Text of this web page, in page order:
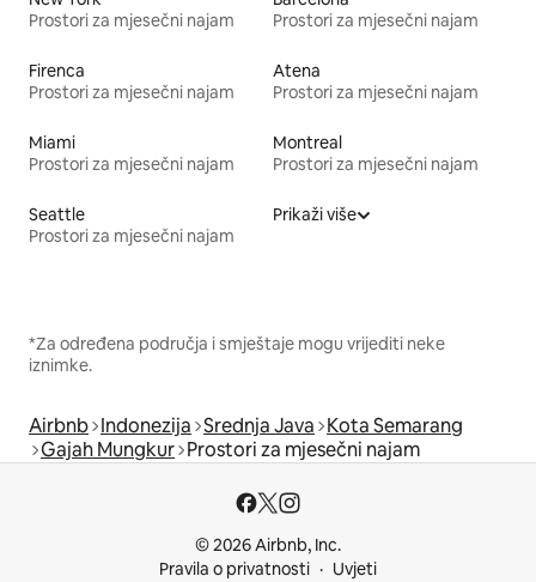
Prostori za mjesečni najam
Prostori za mjesečni najam
Firenca
Prostori za mjesečni najam
Atena
Prostori za mjesečni najam
Miami
Prostori za mjesečni najam
Montreal
Prostori za mjesečni najam
Seattle
Prostori za mjesečni najam
Prikaži više
*Za određena područja i smještaje mogu vrijediti neke
iznimke.
Airbnb Indonezija Srednja Java Kota Semarang
Gajah Mungkur Prostori za mjesečni najam
© 2026 Airbnb, Inc.
Pravila o privatnosti
Uvjeti